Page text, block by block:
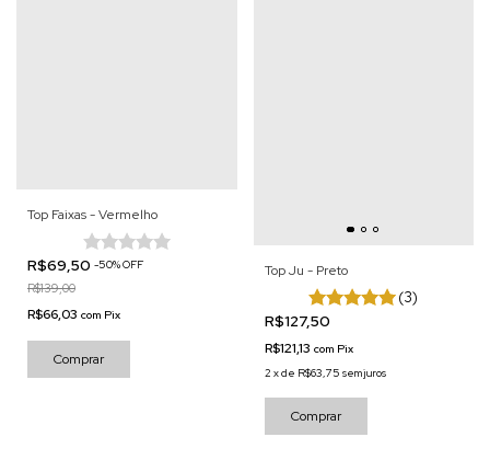
Top Faixas - Vermelho
R$69,50 -50%OFF
R$139,00
R$66,03 com Pix
Comprar
Top Ju - Preto
(3)
R$127,50
R$121,13 com Pix
2 xde R$63,75 sem juros
Comprar